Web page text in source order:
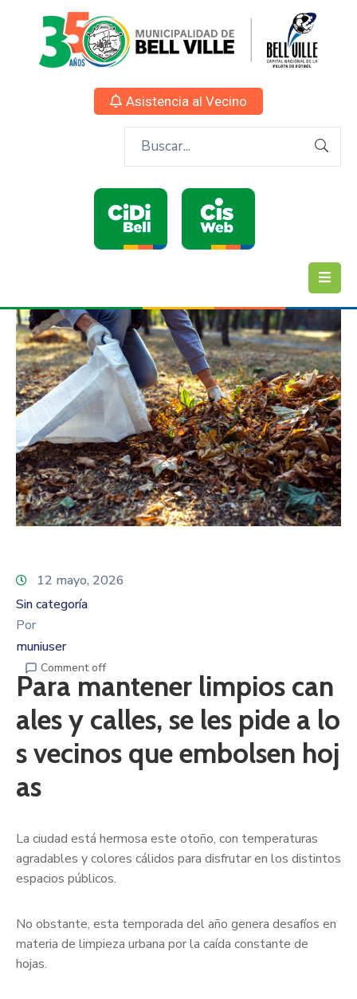
Asistencia al Vecino
12 mayo, 2026
Sin categoría
Por
muniuser
Comment off
Para mantener limpios can
ales y calles, se les pide a lo
s vecinos que embolsen hoj
as
La ciudad está hermosa este otoño, con temperaturas
agradables y colores cálidos para disfrutar en los distintos
espacios públicos.
No obstante, esta temporada del año genera desafíos en
materia de limpieza urbana por la caída constante de
hojas.